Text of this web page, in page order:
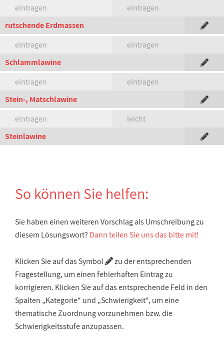
eintragen
eintragen
rutschende Erdmassen
eintragen
eintragen
Schlammlawine
eintragen
eintragen
Stein-, Matschlawine
eintragen
leicht
Steinlawine
So können Sie helfen:
Sie haben einen weiteren Vorschlag als Umschreibung zu
diesem Lösungswort? Dann teilen Sie uns das bitte mit!
Klicken Sie auf das Symbol
zu der entsprechenden
Fragestellung, um einen fehlerhaften Eintrag zu
korrigieren. Klicken Sie auf das entsprechende Feld in den
Spalten „Kategorie“ und „Schwierigkeit“, um eine
thematische Zuordnung vorzunehmen bzw. die
Schwierigkeitsstufe anzupassen.